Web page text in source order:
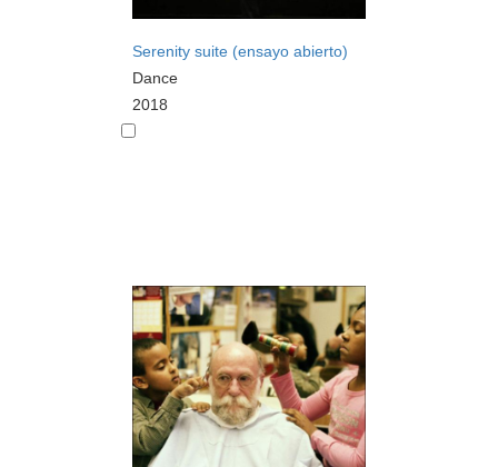
Serenity suite (ensayo abierto)
Dance
2018